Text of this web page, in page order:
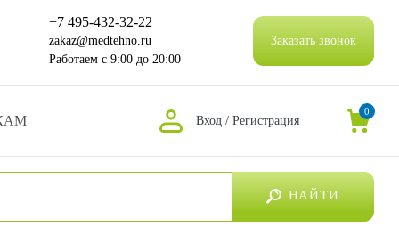
+7 495-432-32-22
zakaz@medtehno.ru
Работаем с 9:00 до 20:00
Заказать звонок
Вход / Регистрация
0
НАЙТИ